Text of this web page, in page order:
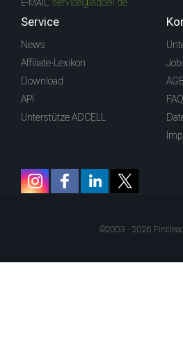
E-MAIL:
Service
News
Affiliate-Lexikon
Download
API
Unterstütze ADCELL
FAQ
©2003 - 2026